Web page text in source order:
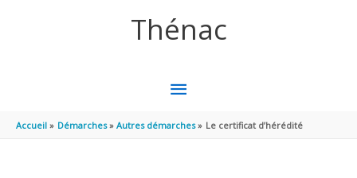
Thénac
MENU
PRINCIPAL
Accueil Démarches Autres démarches Le certificat d’hérédité